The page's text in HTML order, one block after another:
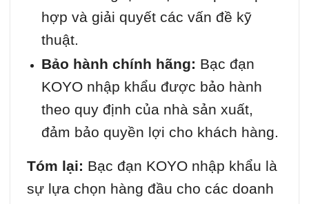
hợp và giải quyết các vấn đề kỹ
thuật.
Bảo hành chính hãng: Bạc đạn
KOYO nhập khẩu được bảo hành
theo quy định của nhà sản xuất,
đảm bảo quyền lợi cho khách hàng.
Tóm lại: Bạc đạn KOYO nhập khẩu là
sự lựa chọn hàng đầu cho các doanh